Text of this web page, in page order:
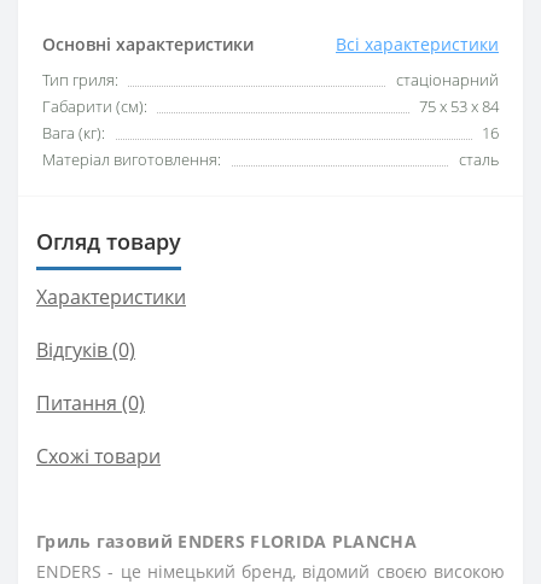
Основні характеристики Всі характеристики
Тип гриля:
стаціонарний
Габарити (см):
75 x 53 x 84
Вага (кг):
16
Матеріал виготовлення:
сталь
Огляд товару
Характеристики
Відгуків (0)
Питання (0)
Схожі товари
Гриль газовий ENDERS FLORIDA PLANCHA
ENDERS - це німецький бренд, відомий своєю високою